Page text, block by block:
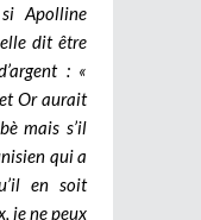
Apolline
elle dit être
: «
Or aurait
mais s’il
qui a
en soit
je ne peux